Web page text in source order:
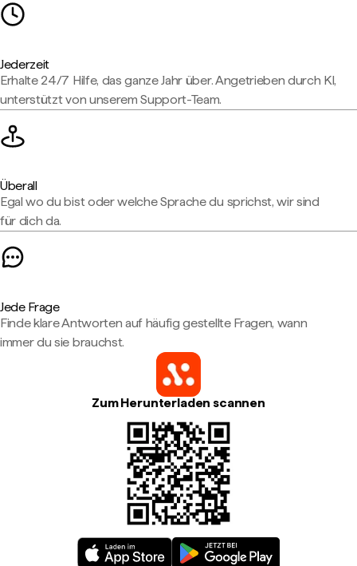
Jederzeit
Erhalte 24/7 Hilfe, das ganze Jahr über. Angetrieben durch KI,
unterstützt von unserem Support-Team.
Überall
Egal wo du bist oder welche Sprache du sprichst, wir sind
für dich da.
Jede Frage
Finde klare Antworten auf häufig gestellte Fragen, wann
immer du sie brauchst.
Zum Herunterladen scannen